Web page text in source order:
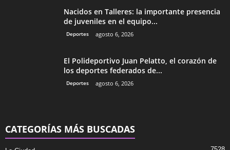
Nacidos en Talleres: la importante presencia
de juveniles en el equipo...
Deportes agosto 6, 2026
El Polideportivo Juan Pelatto, el corazón de
los deportes federados de...
Deportes agosto 6, 2026
CATEGORÍAS MÁS BUSCADAS